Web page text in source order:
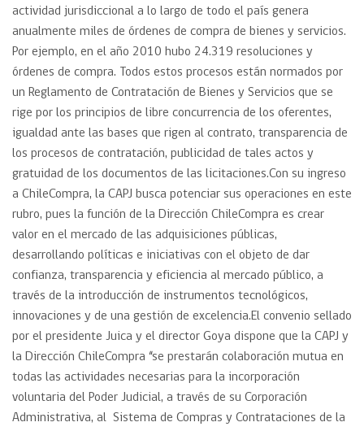
actividad jurisdiccional a lo largo de todo el país genera
anualmente miles de órdenes de compra de bienes y servicios.
Por ejemplo, en el año 2010 hubo 24.319 resoluciones y
órdenes de compra. Todos estos procesos están normados por
un Reglamento de Contratación de Bienes y Servicios que se
rige por los principios de libre concurrencia de los oferentes,
igualdad ante las bases que rigen al contrato, transparencia de
los procesos de contratación, publicidad de tales actos y
gratuidad de los documentos de las licitaciones.Con su ingreso
a ChileCompra, la CAPJ busca potenciar sus operaciones en este
rubro, pues la función de la Dirección ChileCompra es crear
valor en el mercado de las adquisiciones públicas,
desarrollando políticas e iniciativas con el objeto de dar
confianza, transparencia y eficiencia al mercado público, a
través de la introducción de instrumentos tecnológicos,
innovaciones y de una gestión de excelencia.El convenio sellado
por el presidente Juica y el director Goya dispone que la CAPJ y
la Dirección ChileCompra “se prestarán colaboración mutua en
todas las actividades necesarias para la incorporación
voluntaria del Poder Judicial, a través de su Corporación
Administrativa, al Sistema de Compras y Contrataciones de la